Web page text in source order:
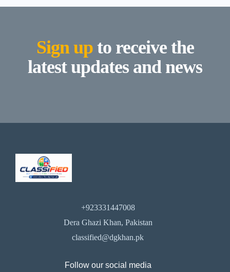
Sign upto receive the
latest updates and news
+923331447008
Dera Ghazi Khan, Pakistan
classified@dgkhan.pk
Follow our social media